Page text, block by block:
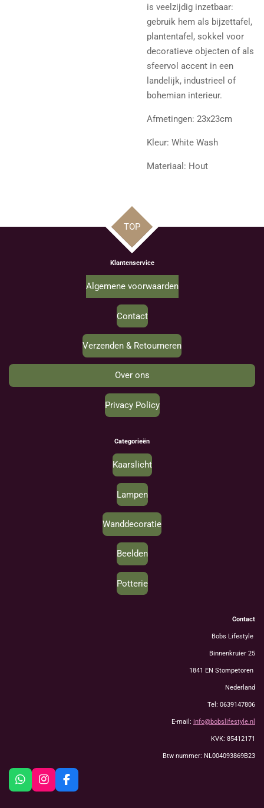
is veelzijdig inzetbaar:
gebruik hem als bijzettafel,
plantentafel, sokkel voor
decoratieve objecten of als
sfeervol accent in een
landelijk, industrieel of
bohemian interieur.
Afmetingen: 23x23cm
Kleur: White Wash
Materiaal: Hout
TOP
Klantenservice
Algemene voorwaarden
Contact
Verzenden & Retourneren
Over ons
Privacy Policy
Categorieën
Kaarslicht
Lampen
Wanddecoratie
Beelden
Potterie
Contact
Bobs Lifestyle
Binnenkruier 25
1841 EN Stompetoren
Nederland
Tel: 0639147806
E-mail: info@bobslifestyle.nl
KVK: 85412171
Btw nummer: NL004093869B23
W
h
I
n
F
a